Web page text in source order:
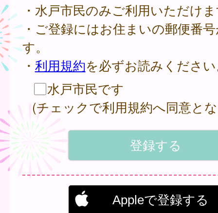
・水戸市民のみご利用いただけ
・ご登録にはお住まいの郵便番
す。
・ 利用規約を必ずお読みくださ
水戸市民です
(チェックで利用規約へ同意と
Appleで登録する